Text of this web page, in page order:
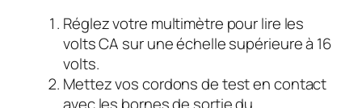
Réglez votre multimètre pour lire les
volts CA sur une échelle supérieure à 16
volts.
Mettez vos cordons de test en contact